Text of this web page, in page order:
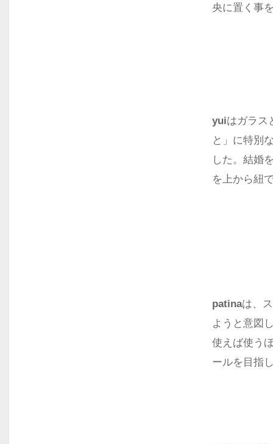
央に置く事
yuiはガラス
と」に特別
した。結婚
を上から紐
patinaは、
ようと意図
使えば使う
ールを目指